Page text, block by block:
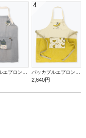
4
2,640円